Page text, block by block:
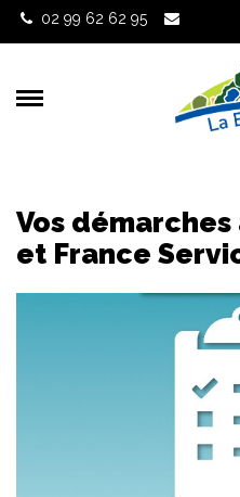
Gestion des traceurs
02 99 62 62 95
Vos
et France